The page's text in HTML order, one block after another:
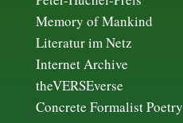
Memory of Mankind
Literatur im Netz
Internet Archive
theVERSEverse
Concrete Formalist Poetry